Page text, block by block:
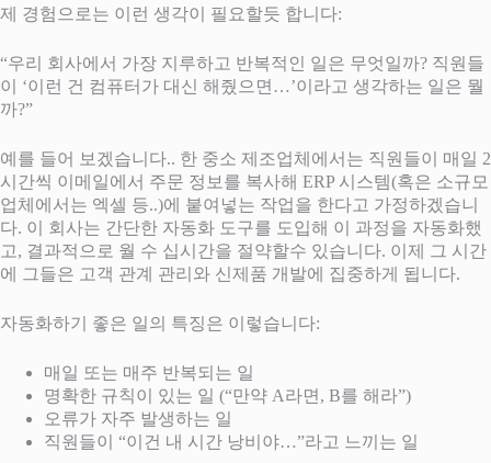
제 경험으로는 이런 생각이 필요할듯 합니다:
“우리 회사에서 가장 지루하고 반복적인 일은 무엇일까? 직원들
이 ‘이런 건 컴퓨터가 대신 해줬으면…’이라고 생각하는 일은 뭘
까?”
예를 들어 보겠습니다.. 한 중소 제조업체에서는 직원들이 매일 2
시간씩 이메일에서 주문 정보를 복사해 ERP 시스템(혹은 소규모
업체에서는 엑셀 등..)에 붙여넣는 작업을 한다고 가정하겠습니
다. 이 회사는 간단한 자동화 도구를 도입해 이 과정을 자동화했
고, 결과적으로 월 수 십시간을 절약할수 있습니다. 이제 그 시간
에 그들은 고객 관계 관리와 신제품 개발에 집중하게 됩니다.
자동화하기 좋은 일의 특징은 이렇습니다:
매일 또는 매주 반복되는 일
명확한 규칙이 있는 일 (“만약 A라면, B를 해라”)
오류가 자주 발생하는 일
직원들이 “이건 내 시간 낭비야…”라고 느끼는 일